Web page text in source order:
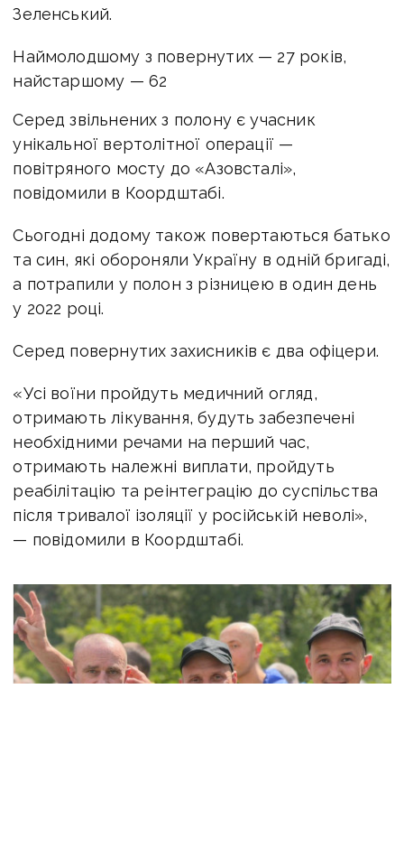
Зеленський.
Наймолодшому з повернутих — 27 років,
найстаршому — 62
Серед звільнених з полону є учасник
унікальної вертолітної операції —
повітряного мосту до «Азовсталі»,
повідомили в Коордштабі.
Сьогодні додому також повертаються батько
та син, які обороняли Україну в одній бригаді,
а потрапили у полон з різницею в один день
у 2022 році.
Серед повернутих захисників є два офіцери.
«Усі воїни пройдуть медичний огляд,
отримають лікування, будуть забезпечені
необхідними речами на перший час,
отримають належні виплати, пройдуть
реабілітацію та реінтеграцію до суспільства
після тривалої ізоляції у російській неволі»,
— повідомили в Коордштабі.